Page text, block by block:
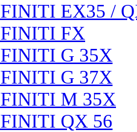
EX35 /
FX
G 35X
G 37X
M 35X
QX 56